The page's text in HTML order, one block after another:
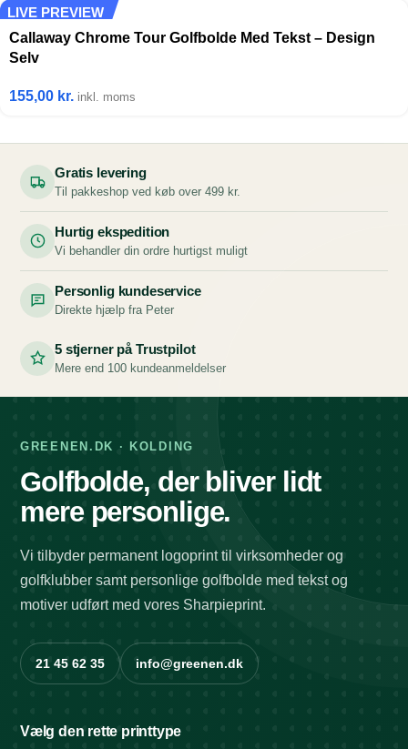
LIVE PREVIEW
Callaway Chrome Tour Golfbolde Med Tekst – Design
Selv
155,00 kr. inkl. moms
Gratis levering
Til pakkeshop ved køb over 499 kr.
Hurtig ekspedition
Vi behandler din ordre hurtigst muligt
Personlig kundeservice
Direkte hjælp fra Peter
5 stjerner på Trustpilot
Mere end 100 kundeanmeldelser
GREENEN.DK · KOLDING
Golfbolde, der bliver lidt
mere personlige.
Vi tilbyder permanent logoprint til virksomheder og
golfklubber samt personlige golfbolde med tekst og
motiver udført med vores Sharpieprint.
21 45 62 35 info@greenen.dk
Vælg den rette printtype